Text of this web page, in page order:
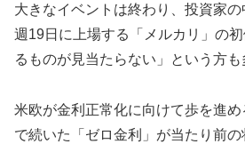
大きなイベントは終わり、投資家
週19日に上場する「メルカリ」の
るものが見当たらない」という方も
米欧が金利正常化に向けて歩を進め
で続いた「ゼロ金利」が当たり前